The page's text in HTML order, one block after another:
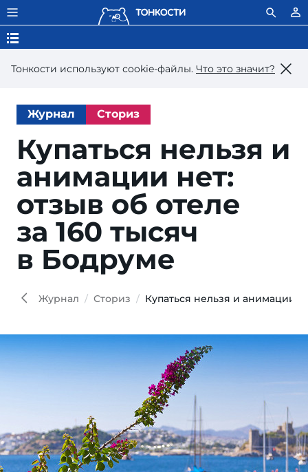
Тонкости используют сookie-файлы. Что это значит?
Журнал Сториз
Купаться нельзя и
анимации нет:
отзыв об отеле
за 160 тысяч
в Бодруме
Журнал Сториз Купаться нельзя и анимации